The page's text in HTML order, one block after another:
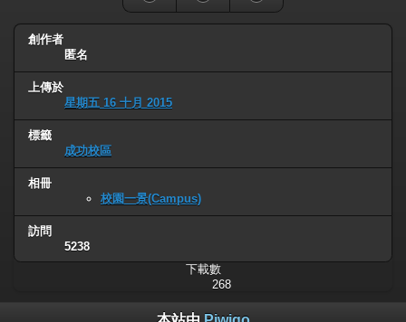
創作者
匿名
上傳於
星期五 16 十月 2015
標籤
成功校區
相冊
校園一景(Campus)
訪問
5238
下載數
268